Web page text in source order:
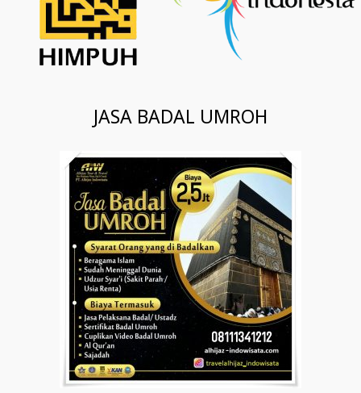
JASA BADAL UMROH